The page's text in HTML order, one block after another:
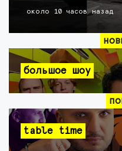
около 10 часов назад
большое шоу
table time